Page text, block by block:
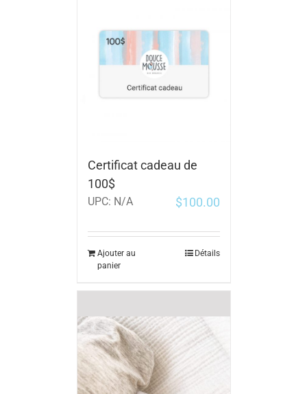
Certificat cadeau de
100$
UPC: N/A $100.00
Ajouter au
panier
Détails